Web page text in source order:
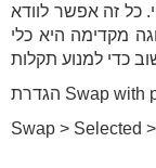
כל זה אפשר לוודא
מקדימה היא כלי
Swap > Selected